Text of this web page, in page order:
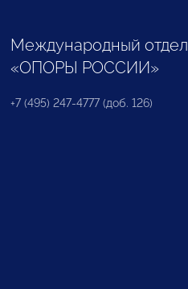
Международный отдел
«ОПОРЫ РОССИИ»
+7 (495) 247-4777 (доб. 126)